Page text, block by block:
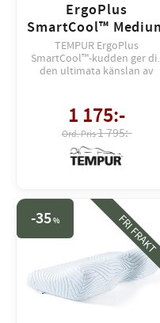
ErgoPlus
SmartCool™
TEMPUR ErgoPlus
SmartCool™-kudden ger
den ultimata känslan av
FRI FRAKT till service point
1 175:-
1 795:-
35% FRI FRAKT